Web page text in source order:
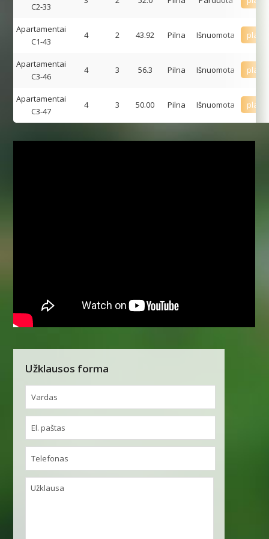
C2-33
Apartamentai
C1-43
4 2 43.92 Pilna Išnuomota
Apartamentai
C3-46
4 3 56.3 Pilna Išnuomota
Apartamentai
C3-47
4 3 50.00 Pilna Išnuomota
Užklausos forma